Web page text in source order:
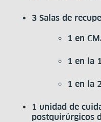
3 Salas de
1 en
1 en la
1 en la
1 unidad de
postquirúrgicos